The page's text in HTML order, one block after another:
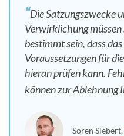
Die Satzungszwecke
Verwirklichung müssen
bestimmt sein, dass
Voraussetzungen für
hieran prüfen kann.
können zur Ablehnung
Sören Siebert